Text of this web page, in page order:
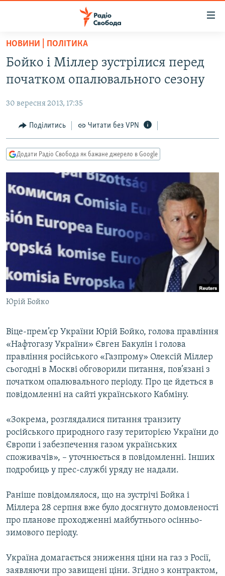
Перейти
основного
матеріалу
до
навігації
Перейти
до
ПОЛІТИКА
ЕКОНОМІКА
КУЛЬТУРА
УКРАЇНА
СВІТ
ВІЙНА
РОСІЙСЬКА «ФІЛЬТРАЦІЯ»
КРИМ.РЕАЛІЇ
СХЕМИ
КИТАЙ.ВИКЛИКИ
ФОТО
СПЕЦПРОЄКТИ
РУС
УКР
КТАТ
ДОЛУЧАЙСЯ!
Усі сайти RFE/RL
НОВИНИ | ПОЛІТИКА
Бойко і Міллер зустрілися перед
початком опалювального сезону
30 вересня 2013, 17:35
Поділитись Читати без VPN
Додати Радіо Свобода як бажане джерело в Google
Юрій Бойко
Віце-прем’єр України Юрій Бойко, голова правління
«Нафтогазу України» Євген Бакулін і голова
правління російського «Газпрому» Олексій Міллер
сьогодні в Москві обговорили питання, пов’язані з
початком опалювального періоду. Про це йдеться в
повідомленні на сайті українського Кабміну.
«Зокрема, розглядалися питання транзиту
російського природного газу територією України до
Європи і забезпечення газом українських
споживачів», – уточнюється в повідомленні. Інших
подробиць у прес-службі уряду не надали.
Раніше повідомлялося, що на зустрічі Бойка і
Міллера 28 серпня вже було досягнуто домовленості
про планове проходженні майбутнього осінньо-
зимового періоду.
Україна домагається зниження ціни на газ з Росії,
заявляючи про завищені ціни. Згідно з контрактом,